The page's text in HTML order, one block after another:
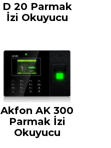
D 20 Parmak
İzi Okuyucu
Akfon AK 300
Parmak İzi
Okuyucu